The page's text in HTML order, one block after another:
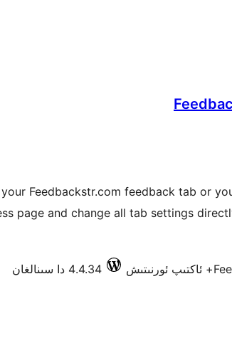
Feedbackstr.com feedback tab or
page and change all tab settings
4.4.34 دا سىنالغان